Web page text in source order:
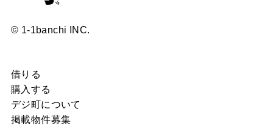
© 1-1banchi INC.
借りる
購入する
デジ町について
掲載物件募集